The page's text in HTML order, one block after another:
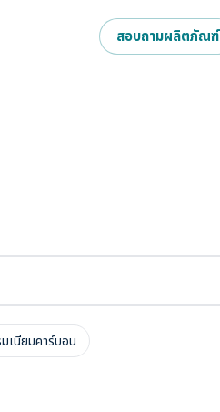
สอบถามผลิตภัณฑ์
เนียมคาร์บอน